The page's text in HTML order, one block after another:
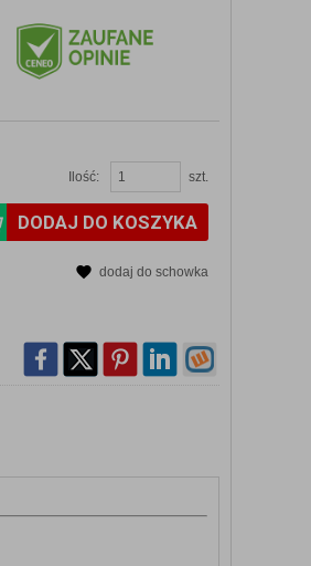
Ilość: szt.
DODAJ DO KOSZYKA
dodaj do schowka